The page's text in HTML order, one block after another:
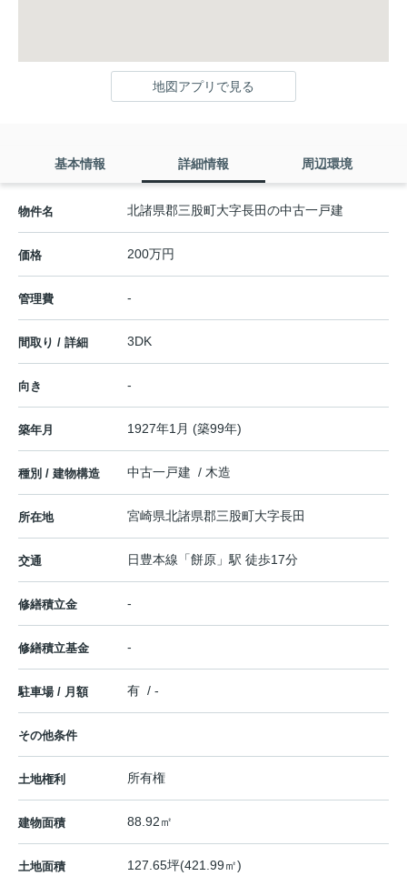
地図アプリで見る
基本情報 詳細情報 周辺環境
物件名 北諸県郡三股町大字長田の中古一戸建
価格 200万円
管理費 -
間取り / 詳細 3DK
向き -
築年月 1927年1月 (築99年)
種別 / 建物構造 中古一戸建 / 木造
所在地 宮崎県北諸県郡三股町大字長田
交通 日豊本線 「餅原 」駅 徒歩17分
修繕積立金 -
修繕積立基金 -
駐車場 / 月額 有 / -
その他条件
土地権利 所有権
建物面積 88.92㎡
土地面積 127.65坪(421.99㎡)